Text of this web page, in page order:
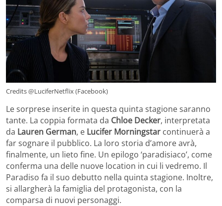
Credits @LuciferNetflix (Facebook)
Le sorprese inserite in questa quinta stagione saranno
tante. La coppia formata da Chloe Decker, interpretata
da Lauren German, e Lucifer Morningstar continuerà a
far sognare il pubblico. La loro storia d’amore avrà,
finalmente, un lieto fine. Un epilogo ‘paradisiaco’, come
conferma una delle nuove location in cui li vedremo. Il
Paradiso fa il suo debutto nella quinta stagione. Inoltre,
si allargherà la famiglia del protagonista, con la
comparsa di nuovi personaggi.